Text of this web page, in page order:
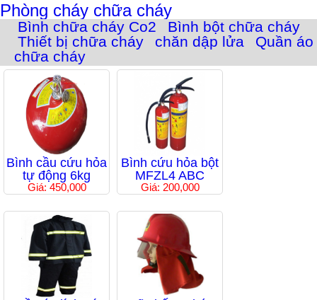
Phòng cháy chữa cháy
Bình chữa cháy Co2
Bình bột chữa cháy
Thiết bị chữa cháy
chăn dập lửa
Quần áo
chữa cháy
Bình cầu cứu hỏa
tự động 6kg
Giá: 450,000
Bình cứu hỏa bột
MFZL4 ABC
Giá: 200,000